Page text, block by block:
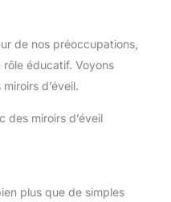
de nos préoccupations,
rôle éducatif. Voyons
d’éveil.
des miroirs d’éveil
plus que de simples